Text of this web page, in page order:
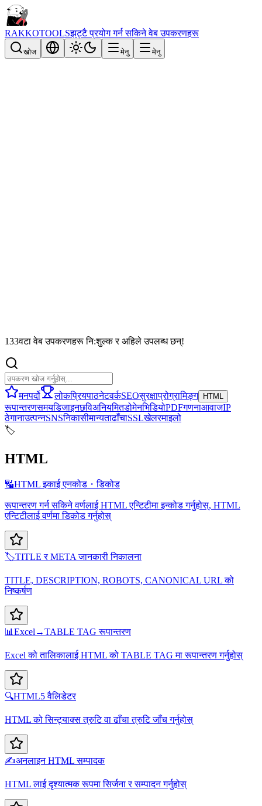
RAKKOTOOLSझट्टै प्रयोग गर्न सकिने वेब उपकरणहरू
खोज मेनु मेनु
133वटा वेब उपकरणहरू नि:शुल्क र अहिले उपलब्ध छन्!
मनपर्दो लोकप्रियपाठनेटवर्कSEOसुरक्षाप्रोग्रामिङ्ग HTML
रूपान्तरणसमयडिजाइनछविअनियमितडोमेनभिडियोPDFगणनाआवाजIP
ठेगानाउत्पन्नSNSनिकासीमान्यताढाँचाSSLखेलरमाइलो
🏷️
HTML
🔣HTML इकाई एनकोड・डिकोड
रूपान्तरण गर्न सकिने वर्णलाई HTML एन्टिटीमा इन्कोड गर्नुहोस्, HTML
एन्टिटीलाई वर्णमा डिकोड गर्नुहोस्
🏷️TITLE र META जानकारी निकालना
TITLE, DESCRIPTION, ROBOTS, CANONICAL URL को
निष्कर्षण
📊 Excel→TABLE TAG रूपान्तरण
Excel को तालिकालाई HTML को TABLE TAG मा रूपान्तरण गर्नुहोस्
🔍HTML5 वैलिडेटर
HTML को सिन्ट्याक्स त्रुटि वा ढाँचा त्रुटि जाँच गर्नुहोस्
✍️अनलाइन HTML सम्पादक
HTML लाई दृश्यात्मक रूपमा सिर्जना र सम्पादन गर्नुहोस्